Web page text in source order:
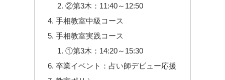
②第3木：11:40～12:50
手相教室中級コース
手相教室実践コース
①第3木：14:20～15:30
卒業イベント：占い師デビュー応援